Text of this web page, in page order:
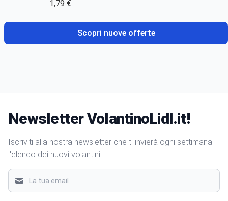
1,79 €
Scopri nuove offerte
Newsletter VolantinoLidl.it!
Iscriviti alla nostra newsletter che ti invierà ogni settimana
l'elenco dei nuovi volantini!